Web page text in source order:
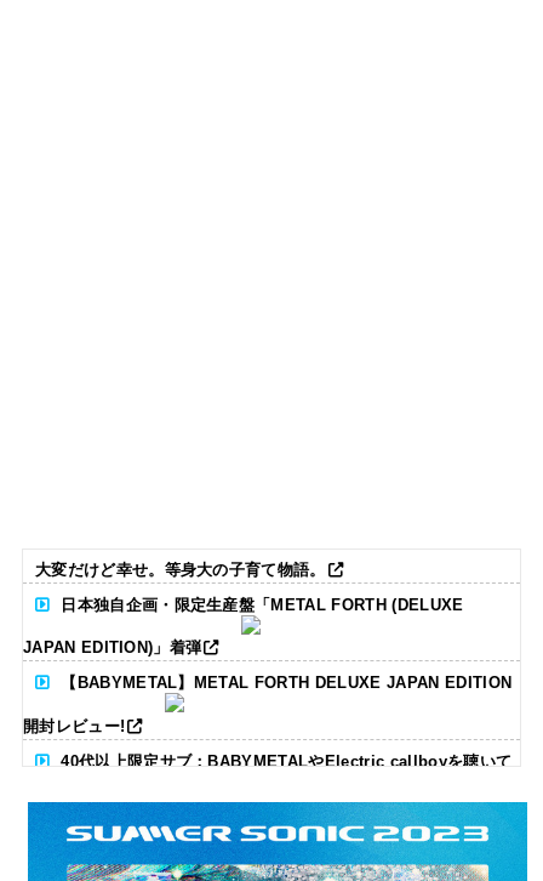
大変だけど幸せ。等身大の子育て物語。
日本独自企画・限定生産盤「METAL FORTH (DELUXE
JAPAN EDITION)」着弾
【BABYMETAL】METAL FORTH DELUXE JAPAN EDITION
開封レビュー!
40代以上限定サブ：BABYMETALやElectric callboyを聴いて
る人いる？ 【海外の反応】
BABYMETAL「CANNONBALL外伝」グッズ販売決定